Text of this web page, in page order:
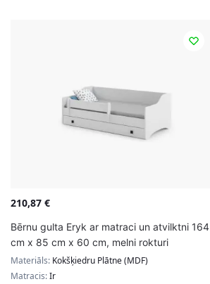
210,87 €
Bērnu gulta Eryk ar matraci un atvilktni 164
cm x 85 cm x 60 cm, melni rokturi
Materiāls: Kokšķiedru Plātne (MDF)
Matracis:Ir